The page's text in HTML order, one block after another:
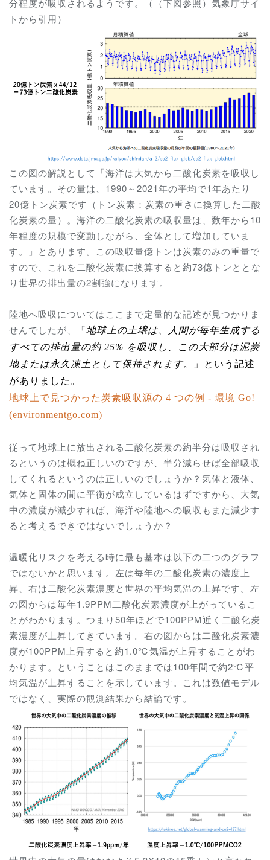
トから引用）
この図の解説として「海洋は大気から二酸化炭素を吸収し
ています。その量は、1990～2021年の平均で1年あたり
20億トン炭素です（トン炭素：炭素の重さに換算した二酸
化炭素の量）。海洋の二酸化炭素の吸収量は、数年から10
年程度の規模で変動しながら、全体として増加していま
す。」とあります。この吸収量億トンは炭素のみの重量で
すので、これを二酸化炭素に換算すると約73億トンととな
り世界の排出量の2割強になります。
陸地へ吸収についてはここまで定量的な記述が見つかりま
せんでしたが、「地球上の土壌は、人間が毎年生成する
すべての排出量の約 25% を吸収し、この大部分は泥炭
地または永久凍土として保持されます。」という記述
がありました。
地球上で見つかった炭素吸収源の 4 つの例 - 環境 Go!
(environmentgo.com)
従って地球上に放出される二酸化炭素の約半分は吸収され
るというのは概ね正しいのですが、半分減らせば全部吸収
してくれるというのは正しいのでしょうか？気体と液体、
気体と固体の間に平衡が成立しているはずですから、大気
中の濃度が減少すれば、海洋や陸地への吸収もまた減少す
ると考えるできではないでしょうか？
温暖化リスクを考える時に最も基本は以下の二つのグラフ
ではないかと思います。左は毎年の二酸化炭素の濃度上
昇、右は二酸化炭素濃度と世界の平均気温の上昇です。左
の図からは毎年1.9PPM二酸化炭素濃度が上がっているこ
とがわかります。つまり50年ほどで100PPM近く二酸化炭
素濃度が上昇してきています。右の図からは二酸化炭素濃
度が100PPM上昇すると約1.0℃気温が上昇することがわ
かります。ということはこのままでは100年間で約2℃平
均気温が上昇することを示しています。これは数値モデル
ではなく、実際の観測結果から結論です。